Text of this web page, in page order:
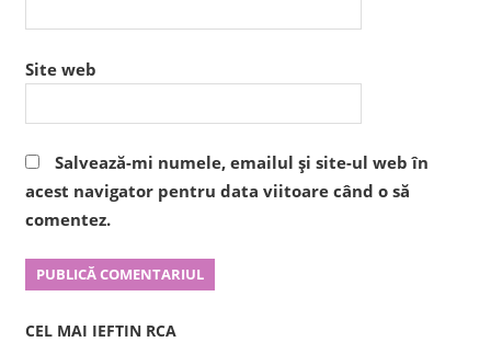
Site web
Salvează-mi numele, emailul și site-ul web în
acest navigator pentru data viitoare când o să
comentez.
CEL MAI IEFTIN RCA